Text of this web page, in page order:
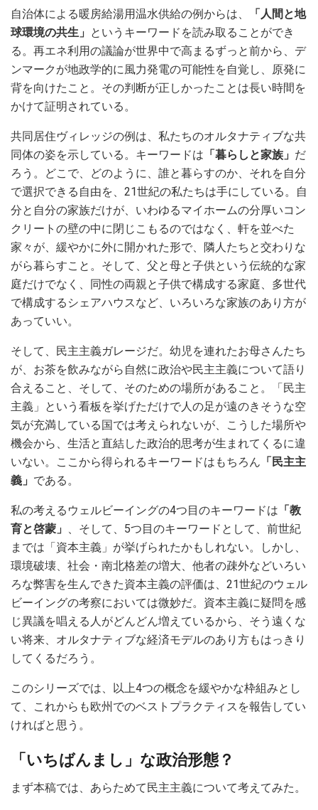
自治体による暖房給湯用温水供給の例からは、
「人間と地
球環境の共生」 というキーワードを読み取ることができ
る。再エネ利用の議論が世界中で高まるずっと前から、デ
ンマークが地政学的に風力発電の可能性を自覚し、原発に
背を向けたこと。その判断が正しかったことは長い時間を
かけて証明されている。
共同居住ヴィレッジの例は、私たちのオルタナティブな共
同体の姿を示している。キーワードは 「暮らしと家族」 だ
ろう。どこで、どのように、誰と暮らすのか、それを自分
で選択できる自由を、21世紀の私たちは手にしている。自
分と自分の家族だけが、いわゆるマイホームの分厚いコン
クリートの壁の中に閉じこもるのではなく、軒を並べた
家々が、緩やかに外に開かれた形で、隣人たちと交わりな
がら暮らすこと。そして、父と母と子供という伝統的な家
庭だけでなく、同性の両親と子供で構成する家庭、多世代
で構成するシェアハウスなど、いろいろな家族のあり方が
あっていい。
そして、民主主義ガレージだ。幼児を連れたお母さんたち
が、お茶を飲みながら自然に政治や民主主義について語り
合えること、そして、そのための場所があること。「民主
主義」という看板を挙げただけで人の足が遠のきそうな空
気が充満している国では考えられないが、こうした場所や
機会から、生活と直結した政治的思考が生まれてくるに違
いない。ここから得られるキーワードはもちろん 「民主主
義」 である。
私の考えるウェルビーイングの4つ目のキーワードは 「教
育と啓蒙」
、そして、5つ目のキーワードとして、前世紀
までは「資本主義」が挙げられたかもしれない。しかし、
環境破壊、社会・南北格差の増大、他者の疎外などいろい
ろな弊害を生んできた資本主義の評価は、21世紀のウェル
ビーイングの考察においては微妙だ。資本主義に疑問を感
じ異議を唱える人がどんどん増えているから、そう遠くな
い将来、オルタナティブな経済モデルのあり方もはっきり
してくるだろう。
このシリーズでは、以上4つの概念を緩やかな枠組みとし
て、これからも欧州でのベストプラクティスを報告してい
ければと思う。
「いちばんまし」な政治形態？
まず本稿では、あらためて民主主義について考えてみた。